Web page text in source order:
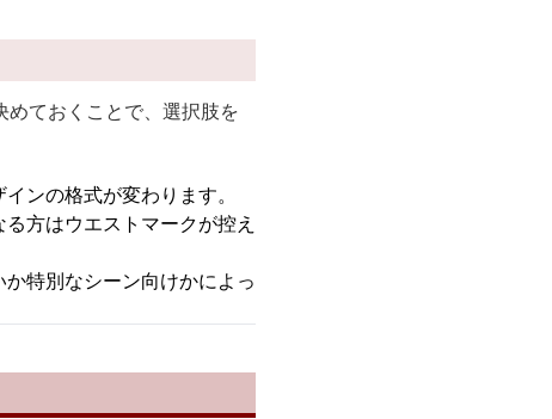
めておくことで、選択肢を
ンの格式が変わります。
方はウエストマークが控え
特別なシーン向けかによっ